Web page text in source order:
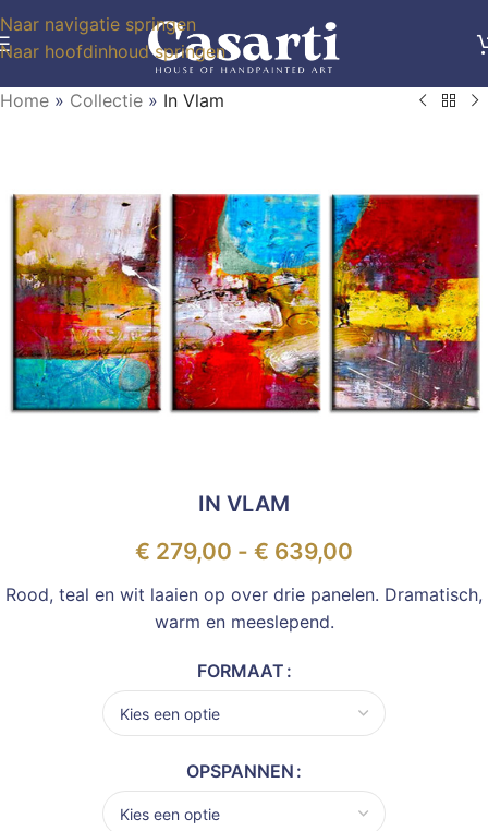
Naar navigatie springen
Naar hoofdinhoud springen
Home » Collectie » In Vlam
IN VLAM
€ 279,00 - € 639,00
Rood, teal en wit laaien op over drie panelen. Dramatisch,
warm en meeslepend.
FORMAAT
OPSPANNEN